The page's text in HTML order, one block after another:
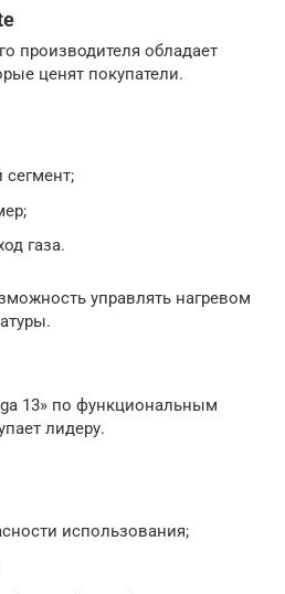
производителя обладает
ценят покупатели.
газа.
управлять нагревом
13» по функциональным
лидеру.
использования;